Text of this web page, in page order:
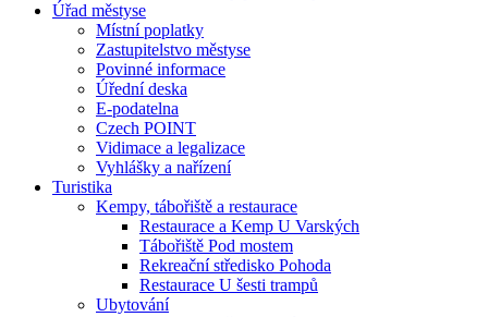
Úřad městyse
Místní poplatky
Zastupitelstvo městyse
Povinné informace
Úřední deska
E-podatelna
Czech POINT
Vidimace a legalizace
Vyhlášky a nařízení
Turistika
Kempy, tábořiště a restaurace
Restaurace a Kemp U Varských
Tábořiště Pod mostem
Rekreační středisko Pohoda
Restaurace U šesti trampů
Ubytování